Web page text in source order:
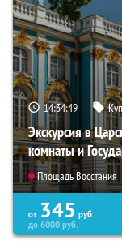
14:34:48
Экскурсия в
комнаты и
Площадь Восстания
от 345 руб.
до6000руб.